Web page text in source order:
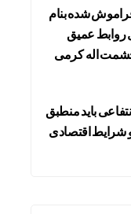
شده بنام
با ۶۰ سال روابط عمیق
اله کرمی
باید منطبق
و شرایط اقتصادی